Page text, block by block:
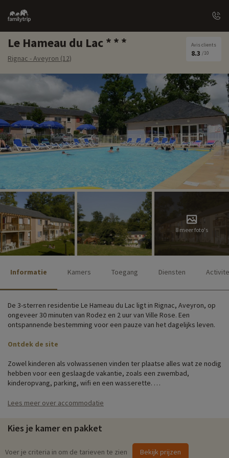
Family
trip
Le Hameau du Lac
Rignac - Aveyron (12)
Avis clients
8.3 /10
8 meer foto's
Informatie Kamers Toegang Diensten
De 3-sterren residentie Le Hameau du Lac ligt in Rignac, Aveyron, op
ongeveer 30 minuten van Rodez en 2 uur van Ville Rose. Een
ontspannende bestemming voor een pauze van het dagelijks leven.
Ontdek de site
Zowel kinderen als volwassenen vinden ter plaatse alles wat ze nodig
hebben voor een geslaagde vakantie, zoals een zwembad,
kinderopvang, parking, wifi en een wasserette.
De residentie bestaat uit appartementen voor gezinnen van 4 tot 6
onafhankelijke gezinsvakantie. De 2-kamerappartementen voor 4
personen zijn uitgerust voor mensen met beperkte mobiliteit:
badkamer met Italiaanse douche, begane grond met tuinmeubilair en
Lees meer over accommodatie
Kies je kamer en pakket
Voer je criteria in om de tarieven te zien Bekijk prijzen